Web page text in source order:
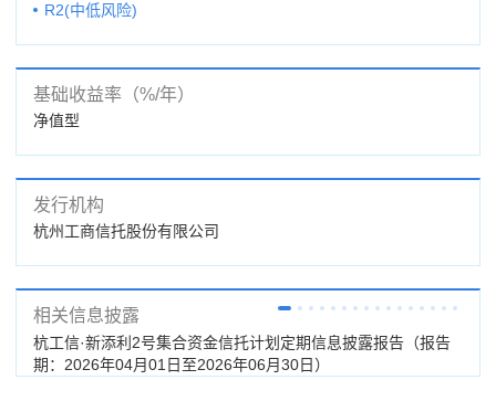
R2(中低风险)
基础收益率（%/年）
净值型
发行机构
杭州工商信托股份有限公司
相关信息披露
杭工信·新添利2号集合资金信托计划定期信息披露报告（报告
期：2026年04月01日至2026年06月30日）